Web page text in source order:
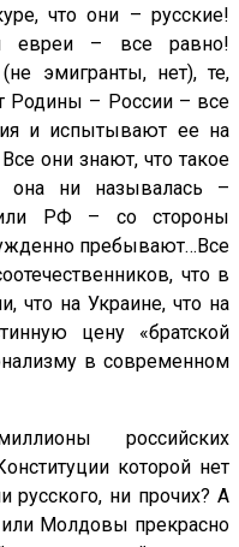
что они – русские!
евреи – все равно!
(не эмигранты, нет), те,
Родины – России – все
и испытывают ее на
они знают, что такое
она ни называлась –
или РФ – со стороны
пребывают…Все
что в
что на Украине, что на
цену «братской
в современном
российских
которой нет
русского, ни прочих? А
Молдовы прекрасно